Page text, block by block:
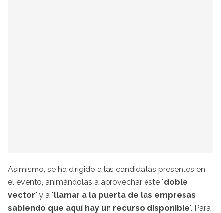
Asimismo, se ha dirigido a las candidatas presentes en
el evento, animándolas a aprovechar este "doble
vector" y a "llamar a la puerta de las empresas
sabiendo que aquí hay un recurso disponible". Para